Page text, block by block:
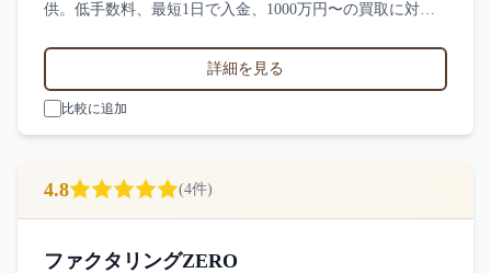
供。低手数料、最短1日で入金、1000万円〜の買取に対
コミ・評判からうりかけ堂の特徴を比較できます。
詳細を見る
比較に追加
4.8 (4件)
ファクタリングZERO